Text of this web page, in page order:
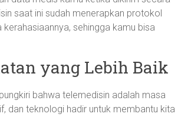
saat ini sudah menerapkan protokol
sehingga kamu bisa
yang Lebih Baik
bahwa telemedisin adalah masa
dan teknologi hadir untuk membantu kita